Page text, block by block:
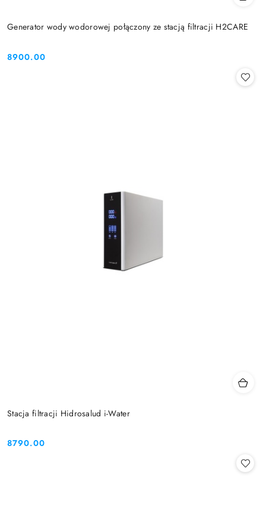
Generator wody wodorowej połączony ze stacją filtracji H2CARE
Cena:
8900.00
Stacja filtracji Hidrosalud i-Water
Cena:
8790.00